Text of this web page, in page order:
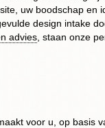
uw boodschap en
design intake
advies, staan onze
voor u, op basis